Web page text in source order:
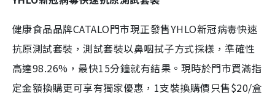
健康食品品牌CATALO門市現正發售YHLO新冠病毒快速
抗原測試套裝，測試套裝以鼻咽拭子方式採樣，準確性
高達98.26%，最快15分鐘就有結果。現時於門市買滿指
定金額換購更可享有獨家優惠，1支裝換購價只售$20/盒